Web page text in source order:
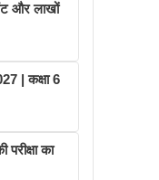
और लाखों
| कक्षा 6
का